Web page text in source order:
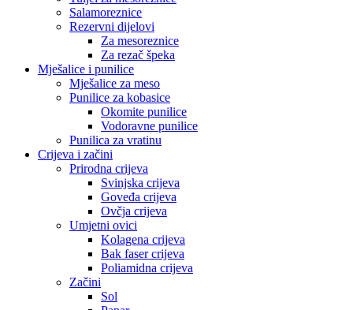
Salamoreznice
Rezervni dijelovi
Za mesoreznice
Za rezač špeka
Mješalice i punilice
Mješalice za meso
Punilice za kobasice
Okomite punilice
Vodoravne punilice
Punilica za vratinu
Crijeva i začini
Prirodna crijeva
Svinjska crijeva
Goveđa crijeva
Ovčja crijeva
Umjetni ovici
Kolagena crijeva
Bak faser crijeva
Poliamidna crijeva
Začini
Sol